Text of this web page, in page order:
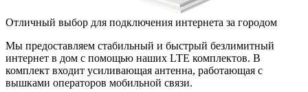
Отличный выбор для подключения интернета за городом
Мы предоставляем стабильный и быстрый безлимитный
интернет в дом с помощью наших LTE комплектов. В
комплект входит усиливающая антенна, работающая с
вышками операторов мобильной связи.